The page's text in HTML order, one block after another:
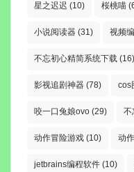
星之迟迟 (10) 桜桃喵
小说阅读器 (31) 视频
不忘初心精简系统下载 (16)
影视追剧神器 (78) cos
咬一口兔娘ovo (29) 不
动作冒险游戏 (10) 动
jetbrains编程软件 (10)